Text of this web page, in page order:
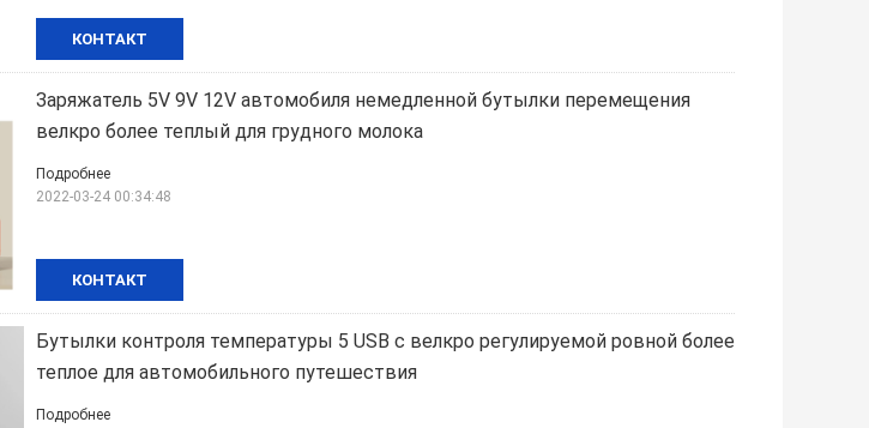
КОНТАКТ
Заряжатель 5V 9V 12V автомобиля немедленной бутылки перемещения
велкро более теплый для грудного молока
КОНТАКТ
Подробнее
2022-03-24 00:34:48
Бутылки контроля температуры 5 USB c велкро регулируемой ровной более
теплое для автомобильного путешествия
Подробнее